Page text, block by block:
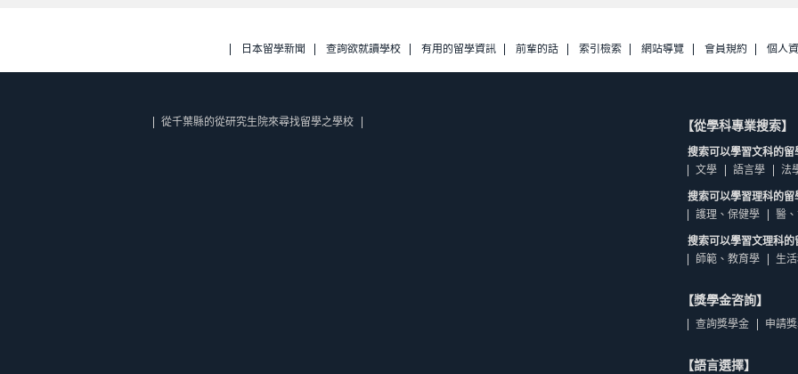
日本留學新聞 查詢欲就讀學校 有用的留學資訊 前輩的話 索引檢索 網站導覽 會員規約 個人
從千葉縣的從研究生院來尋找留學之學校 【從學科專業搜索】
搜索可以學習文科的留
文學
語言學 法
搜索可以學習理科的留
護理、保健學
醫
搜索可以學習文理科的
師範、教育學
生
【獎學金咨詢】
查詢獎學金 申請
【語言選擇】